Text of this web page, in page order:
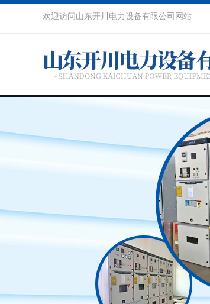
欢迎访问山东开川电力设备有限公司网站